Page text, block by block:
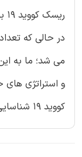
می شد؛ ما به
و استراتژی های
کووید 19 شناسایی کردیم.